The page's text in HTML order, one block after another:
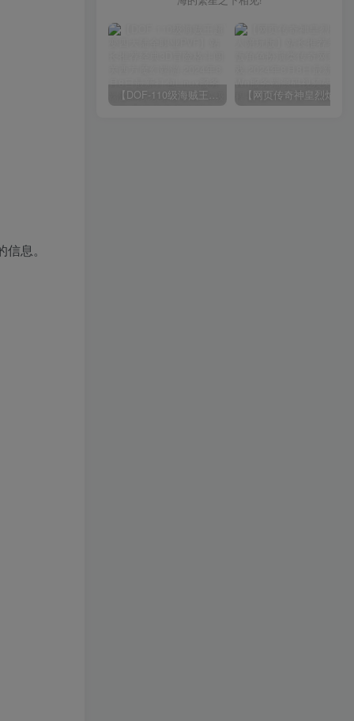
息。
【DOF-110级海贼王超变四大陆全职业PVF】站长推荐经典3D冒险格斗闯关西方魔幻端游-2024年8月8日最新打包Linux服务端源码视频架设教程-等级补丁-配套完整客户端！